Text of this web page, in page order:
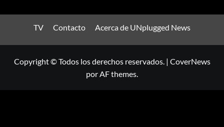
TV Contacto Acerca de UNplugged News
Copyright © Todos los derechos reservados. | CoverNews
por AF themes.